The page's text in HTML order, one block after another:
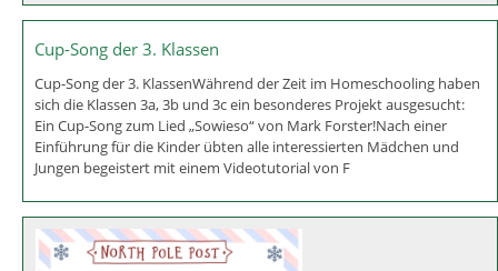
Cup-Song der 3. Klassen
Cup-Song der 3. KlassenWährend der Zeit im Homeschooling haben
sich die Klassen 3a, 3b und 3c ein besonderes Projekt ausgesucht:
Ein Cup-Song zum Lied „Sowieso“ von Mark Forster!Nach einer
Einführung für die Kinder übten alle interessierten Mädchen und
Jungen begeistert mit einem Videotutorial von F